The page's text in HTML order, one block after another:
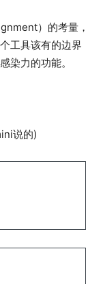
）的考量，
工具该有的边界
染力的功能。
说的)